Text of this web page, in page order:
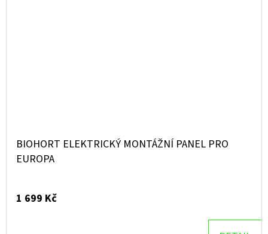
BIOHORT ELEKTRICKÝ MONTÁŽNÍ PANEL PRO
EUROPA
1 699 Kč